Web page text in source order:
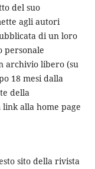
del suo
agli autori
di un loro
personale
archivio libero (su
18 mesi dalla
della
alla home page
sito della rivista